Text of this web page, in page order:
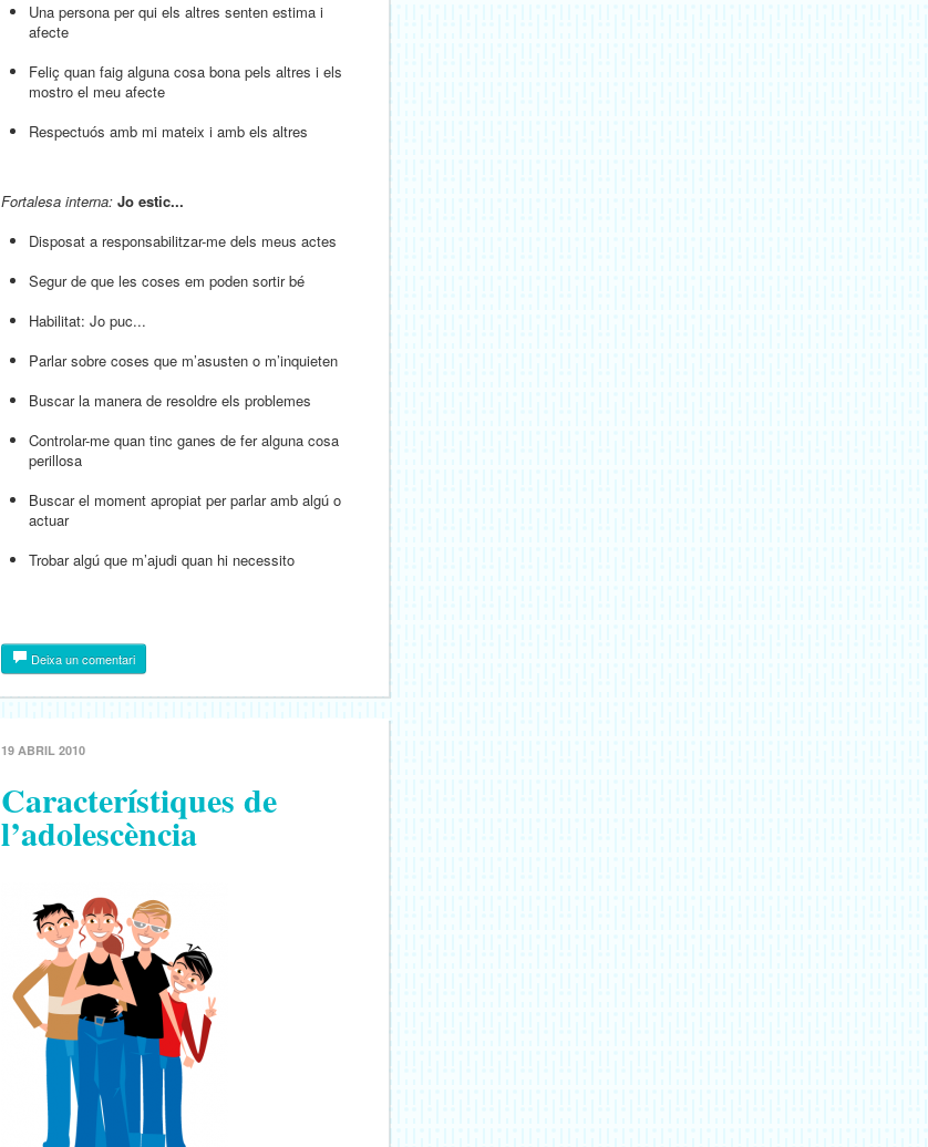
Una persona per qui els altres senten estima i
afecte
Feliç quan faig alguna cosa bona pels altres i els
mostro el meu afecte
Respectuós amb mi mateix i amb els altres
Fortalesa interna: Jo estic...
Disposat a responsabilitzar-me dels meus actes
Segur de que les coses em poden sortir bé
Habilitat: Jo puc...
Parlar sobre coses que m’asusten o m’inquieten
Buscar la manera de resoldre els problemes
Controlar-me quan tinc ganes de fer alguna cosa
perillosa
Buscar el moment apropiat per parlar amb algú o
actuar
Trobar algú que m’ajudi quan hi necessito
Deixa un comentari
19 ABRIL 2010
Característiques de
l’adolescència